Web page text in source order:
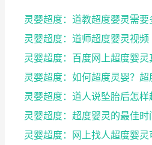
灵婴超度：道教超度婴灵需要
灵婴超度：道师超度婴灵视频
灵婴超度：百度网上超度婴灵
灵婴超度：如何超度灵婴？